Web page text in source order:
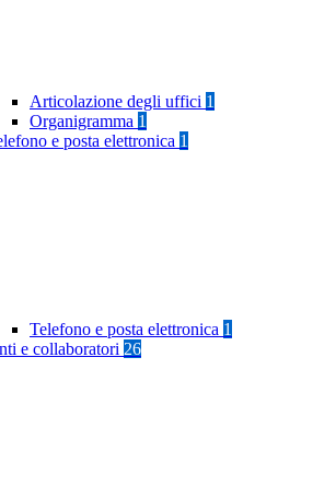
Articolazione degli uffici 1
Organigramma 1
e posta elettronica 1
Telefono e posta elettronica 1
e collaboratori 26